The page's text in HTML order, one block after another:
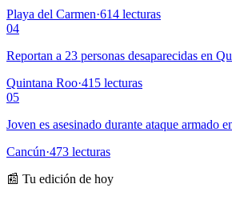
Playa del Carmen·614 lecturas
04
Reportan a 23 personas desaparecidas en
Quintana Roo·415 lecturas
05
Joven es asesinado durante ataque armado
Cancún·473 lecturas
📰 Tu edición de hoy